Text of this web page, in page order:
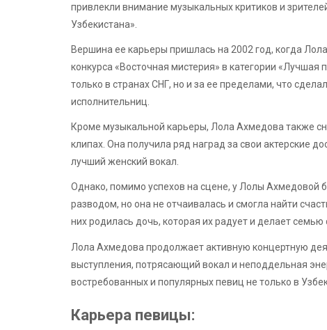
привлекли внимание музыкальных критиков и
Узбекистана».
Вершина ее карьеры пришлась на 2002 год, когда
конкурса «Восточная мистерия» в категории
только в странах СНГ, но и за ее пределами, что
исполнительниц.
Кроме музыкальной карьеры, Лола Ахмедова также
клипах. Она получила ряд наград за свои актерские
лучший женский вокал.
Однако, помимо успехов на сцене, у Лолы Ахмедовой
разводом, но она не отчаивалась и смогла найти
них родилась дочь, которая их радует и делает семью
Лола Ахмедова продолжает активную концертную
выступления, потрясающий вокал и неподдельная
востребованных и популярных певиц не только в
Карьера певицы: